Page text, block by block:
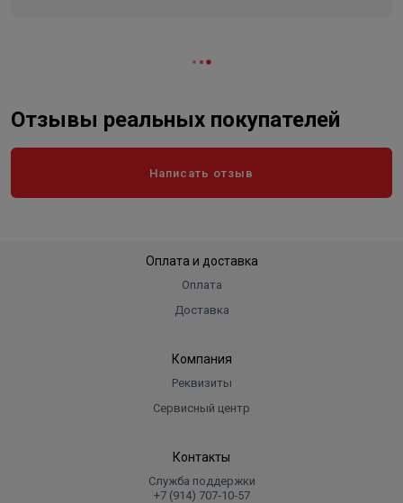
Отзывы реальных покупателей
Написать отзыв
Оплата и доставка
Оплата
Доставка
Компания
Реквизиты
Сервисный центр
Контакты
Служба поддержки
+7 (914) 707‑10‑57